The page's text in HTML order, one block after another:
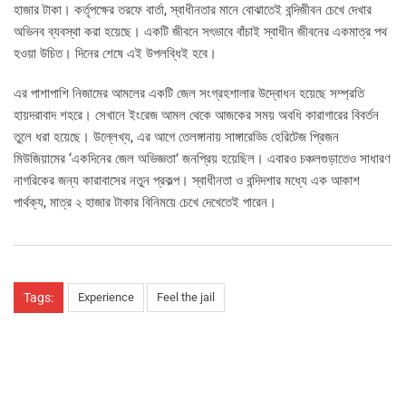
হাজার টাকা। কর্তৃপক্ষের তরফে বার্তা, স্বাধীনতার মানে বোঝাতেই বন্দিজীবন চেখে দেখার
অভিনব ব্যবস্থা করা হয়েছে। একটি জীবনে সৎভাবে বাঁচাই স্বাধীন জীবনের একমাত্র পথ
হওয়া উচিত। দিনের শেষে এই উপলব্ধিই হবে।
এর পাশাপাশি নিজামের আমলের একটি জেল সংগ্রহশালার উদ্বোধন হয়েছে সম্প্রতি
হায়দরাবাদ শহরে। সেখানে ইংরেজ আমল থেকে আজকের সময় অবধি কারাগারের বিবর্তন
তুলে ধরা হয়েছে। উল্লেখ্য, এর আগে তেলঙ্গানায় সাঙ্গারেড্ডি হেরিটেজ প্রিজন
মিউজিয়ামের ‘একদিনের জেল অভিজ্ঞতা’ জনপ্রিয় হয়েছিল। এবারও চঞ্চলগুড়াতেও সাধারণ
নাগরিকের জন্য কারাবাসের নতুন প্রকল্প। স্বাধীনতা ও বন্দিদশার মধ্যে এক আকাশ
পার্থক্য, মাত্র ২ হাজার টাকার বিনিময়ে চেখে দেখেতেই পারেন।
Tags: Experience Feel the jail